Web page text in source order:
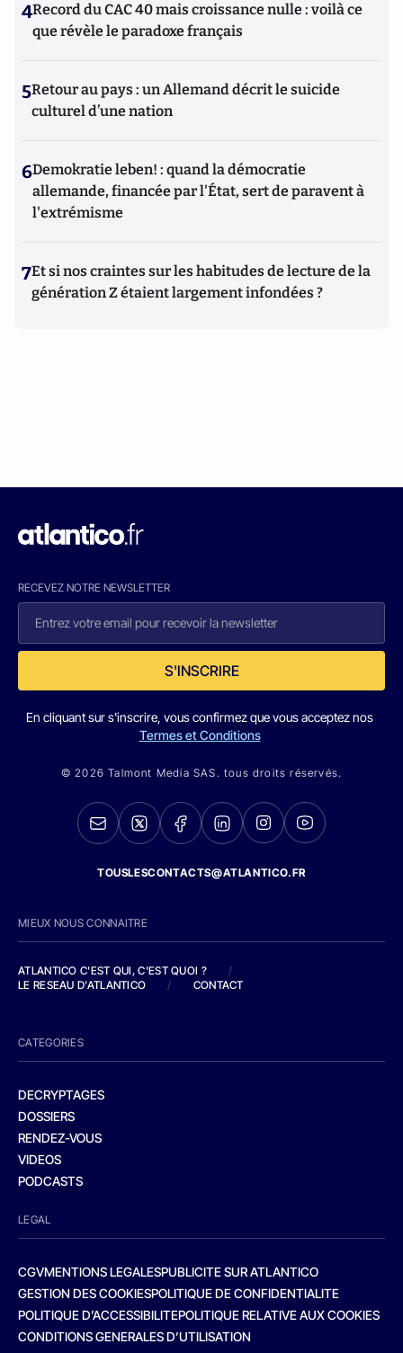
4Record du CAC 40 mais croissance nulle : voilà ce
que révèle le paradoxe français
5Retour au pays : un Allemand décrit le suicide
culturel d’une nation
6Demokratie leben! : quand la démocratie
allemande, financée par l'État, sert de paravent à
l'extrémisme
7Et si nos craintes sur les habitudes de lecture de la
génération Z étaient largement infondées ?
RECEVEZ NOTRE NEWSLETTER
S'INSCRIRE
En cliquant sur s'inscrire, vous confirmez que vous acceptez nos
Termes et Conditions
© 2026 Talmont Media SAS. tous droits réservés.
TOUSLESCONTACTS@ATLANTICO.FR
MIEUX NOUS CONNAITRE
ATLANTICO C'EST QUI, C'EST QUOI ?
/
LE RESEAU D'ATLANTICO
/ CONTACT
CATEGORIES
DECRYPTAGES
DOSSIERS
RENDEZ-VOUS
VIDEOS
PODCASTS
LEGAL
CGVMENTIONS LEGALESPUBLICITE SUR ATLANTICO
GESTION DES COOKIESPOLITIQUE DE CONFIDENTIALITE
POLITIQUE D’ACCESSIBILITEPOLITIQUE RELATIVE AUX COOKIES
CONDITIONS GENERALES D’UTILISATION